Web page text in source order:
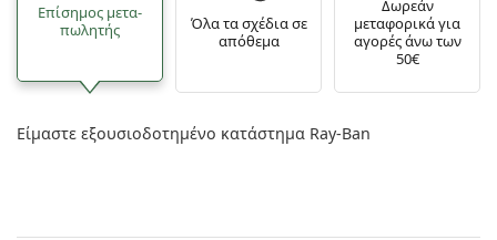
Επίσημος μετα­
πωλητής
Όλα τα σχέδια σε
απόθεμα
Δωρεάν
μεταφορικά για
αγορές άνω των
50€
Είμαστε εξουσιοδοτημένο κατάστημα Ray-Ban